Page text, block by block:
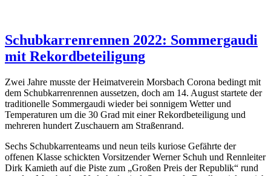
Schubkarrenrennen 2022: Sommergaudi
mit Rekordbeteiligung
Zwei Jahre musste der Heimatverein Morsbach Corona bedingt mit
dem Schubkarrenrennen aussetzen, doch am 14. August startete der
traditionelle Sommergaudi wieder bei sonnigem Wetter und
Temperaturen um die 30 Grad mit einer Rekordbeteiligung und
mehreren hundert Zuschauern am Straßenrand.
Sechs Schubkarrenteams und neun teils kuriose Gefährte der
offenen Klasse schickten Vorsitzender Werner Schuh und Rennleiter
Dirk Kamieth auf die Piste zum „Großen Preis der Republik“ rund